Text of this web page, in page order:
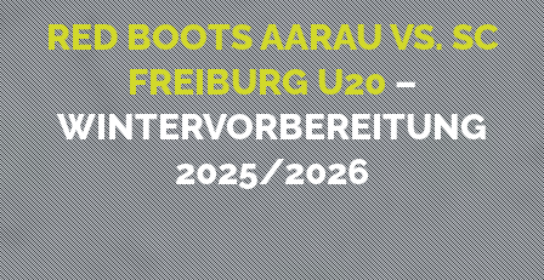
RED BOOTS AARAU VS. SC
FREIBURG U20–
WINTERVORBEREITUNG
2025/2026